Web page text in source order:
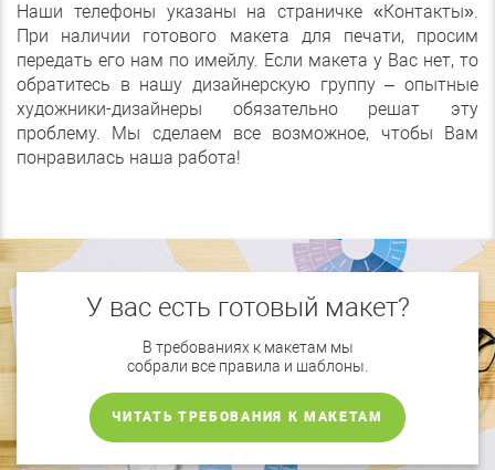
Наши телефоны указаны на страничке «Контакты».
При наличии готового макета для печати, просим
передать его нам по имейлу. Если макета у Вас нет, то
обратитесь в нашу дизайнерскую группу – опытные
художники-дизайнеры обязательно решат эту
проблему. Мы сделаем все возможное, чтобы Вам
понравилась наша работа!
У вас есть готовый макет?
В требованиях к макетам мы
собрали все правила и шаблоны.
ЧИТАТЬ ТРЕБОВАНИЯ К МАКЕТАМ